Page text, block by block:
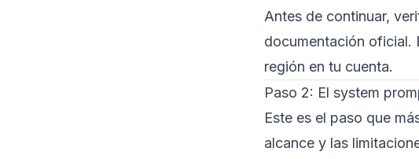
Antes de continuar,
documentación oficial.
región en tu cuenta.
Paso 2: El system
Este es el paso que
alcance y las